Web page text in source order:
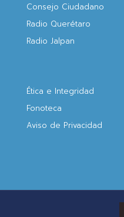
Consejo Ciudadano
Radio Querétaro
Radio Jalpan
Ética e Integridad
Fonoteca
Aviso de Privacidad